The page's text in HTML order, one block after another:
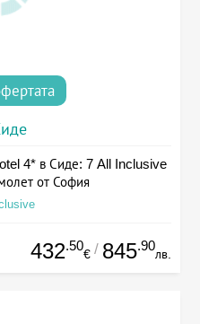
4* в Сиде: 7 All Inclusive
от София
432.50
€ / 845.90
лв.